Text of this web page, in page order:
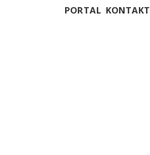
PORTAL KONTAKT